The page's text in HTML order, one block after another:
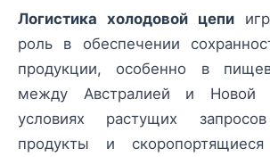
Логистика холодовой цепи
роль в обеспечении
продукции, особенно в
между Австралией и Новой
условиях растущих
продукты и